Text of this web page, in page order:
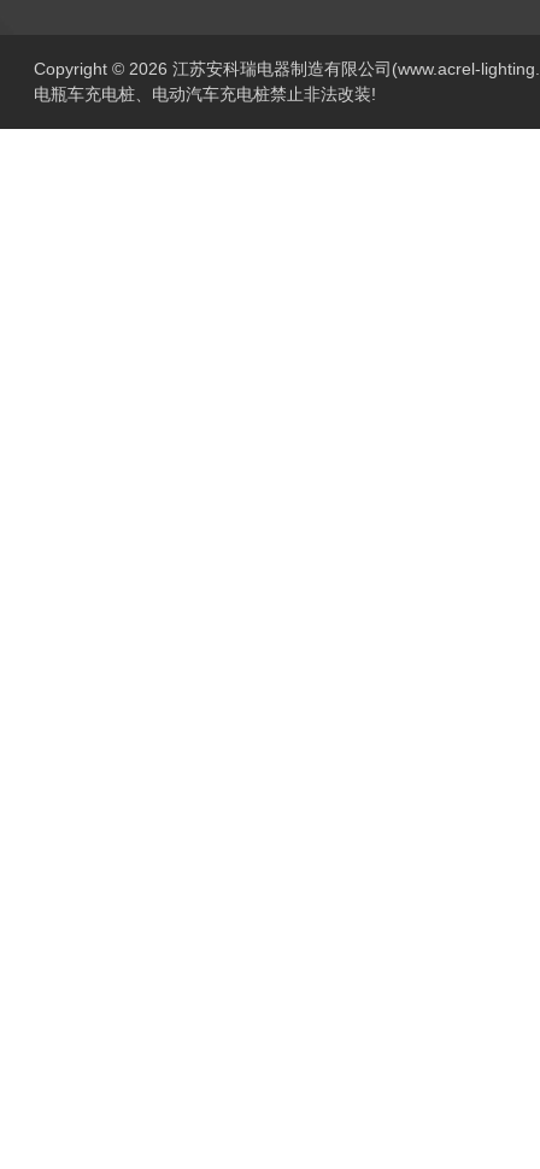
Copyright © 2026 江苏安科瑞电器制造有限公司(www.acrel-
电瓶车充电桩、电动汽车充电桩禁止非法改装!